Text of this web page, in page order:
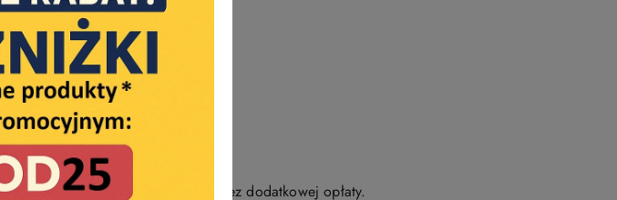
od rodzaju drzwi.
z dokładnością do 1 mm bez dodatkowej opłaty.